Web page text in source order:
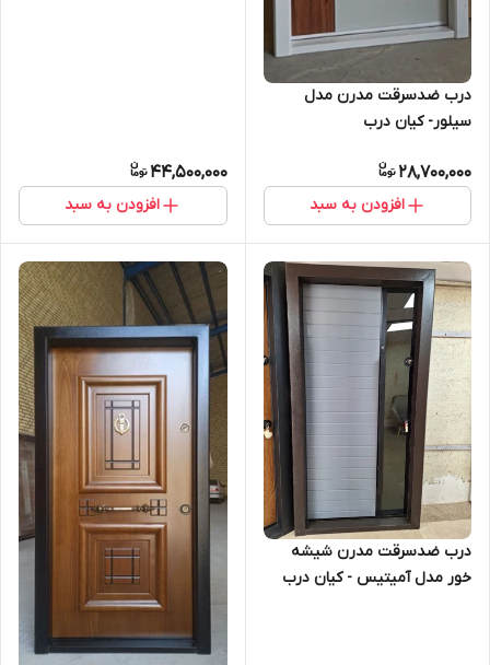
درب ضدسرقت مدرن مدل
سیلور- کیان درب
28,700,000
افزودن به سبد
44,500,000
افزودن به سبد
درب ضدسرقت مدرن شیشه
خور مدل آمیتیس - کیان درب